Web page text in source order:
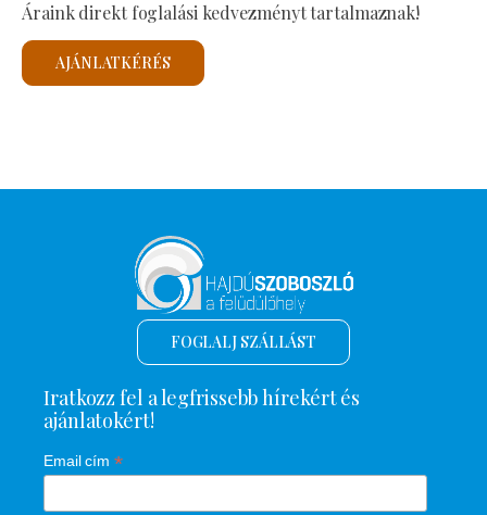
Áraink direkt foglalási kedvezményt tartalmaznak!
AJÁNLATKÉRÉS
FOGLALJ SZÁLLÁST
Iratkozz fel a legfrissebb hírekért és
ajánlatokért!
Email cím *